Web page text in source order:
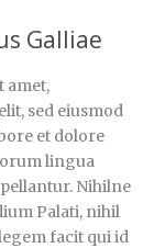
Galliae
amet,
sed eiusmod
et dolore
lingua
Nihilne
Palati, nihil
facit qui id